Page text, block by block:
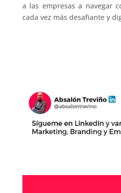
a las empresas a navegar
cada vez más desafiante y